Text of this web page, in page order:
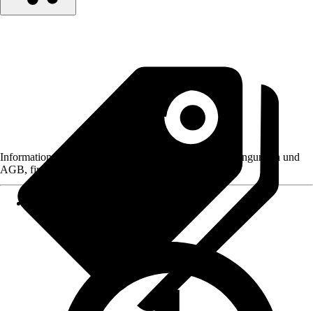
Informationen des Verkäufers, wie z. B. Rückgabebedingungen und
AGB, finden Sie bei Klick auf den Verkäufernamen.